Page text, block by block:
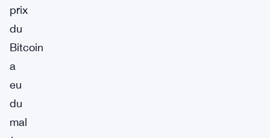
prix
du
Bitcoin
a
eu
du
mal